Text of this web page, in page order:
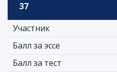
37
Участник
Балл за эссе
Балл за тест